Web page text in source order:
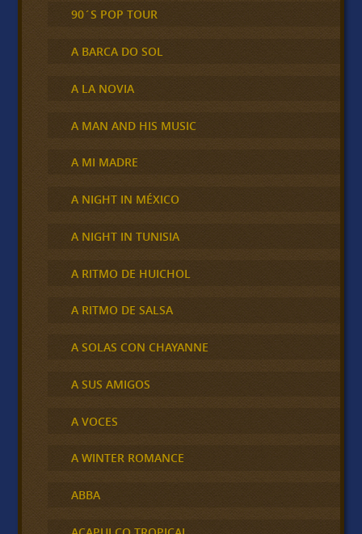
90´S POP TOUR
A BARCA DO SOL
A LA NOVIA
A MAN AND HIS MUSIC
A MI MADRE
A NIGHT IN MÉXICO
A NIGHT IN TUNISIA
A RITMO DE HUICHOL
A RITMO DE SALSA
A SOLAS CON CHAYANNE
A SUS AMIGOS
A VOCES
A WINTER ROMANCE
ABBA